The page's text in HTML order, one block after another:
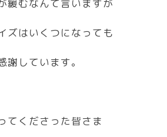
緩むなんて言いますが
ズはいくつになっても
しています。
てくださった皆さま